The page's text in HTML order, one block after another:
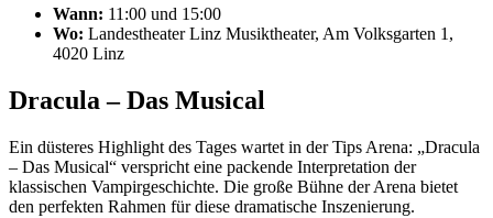
Wann: 11:00 und 15:00
Wo: Landestheater Linz Musiktheater, Am Volksgarten 1,
4020 Linz
Dracula – Das Musical
Ein düsteres Highlight des Tages wartet in der Tips Arena: „Dracula
– Das Musical“ verspricht eine packende Interpretation der
klassischen Vampirgeschichte. Die große Bühne der Arena bietet
den perfekten Rahmen für diese dramatische Inszenierung.